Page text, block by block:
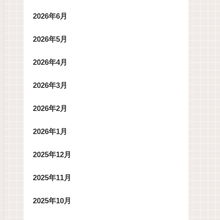
2026年6月
2026年5月
2026年4月
2026年3月
2026年2月
2026年1月
2025年12月
2025年11月
2025年10月